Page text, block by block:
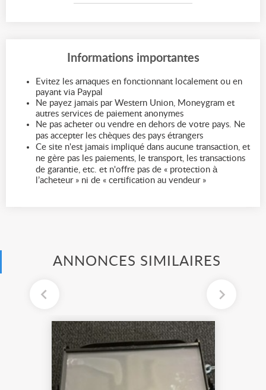
Informations importantes
Evitez les arnaques en fonctionnant localement ou en
payant via Paypal
Ne payez jamais par Western Union, Moneygram et
autres services de paiement anonymes
Ne pas acheter ou vendre en dehors de votre pays. Ne
pas accepter les chèques des pays étrangers
Ce site n'est jamais impliqué dans aucune transaction, et
ne gère pas les paiements, le transport, les transactions
de garantie, etc. et n'offre pas de « protection à
l’acheteur » ni de « certification au vendeur »
ANNONCES SIMILAIRES